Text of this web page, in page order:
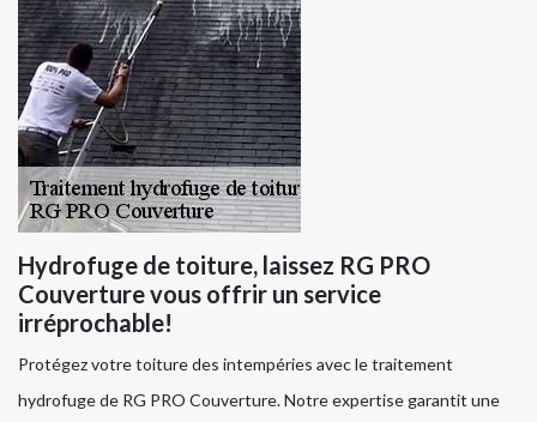
Hydrofuge de toiture, laissez RG PRO
Couverture vous offrir un service
irréprochable!
Protégez votre toiture des intempéries avec le traitement
hydrofuge de RG PRO Couverture. Notre expertise garantit une